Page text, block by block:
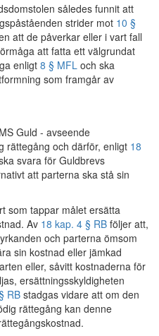
således funnit att
strider mot 10 §
att de påverkar eller i vart fall
att fatta ett välgrundat
enligt 8 § MFL och ska
som framgår av
Guld - avseende
rättegång och därför, enligt 18
svara för Guldbrevs
att parterna ska stå sin
som tappar målet ersätta
Av 18 kap. 4 § RB följer att,
och parterna ömsom
sin kostnad eller jämkad
eller, såvitt kostnaderna för
ersättningsskyldigheten
RB stadgas vidare att om den
rättegång kan denne